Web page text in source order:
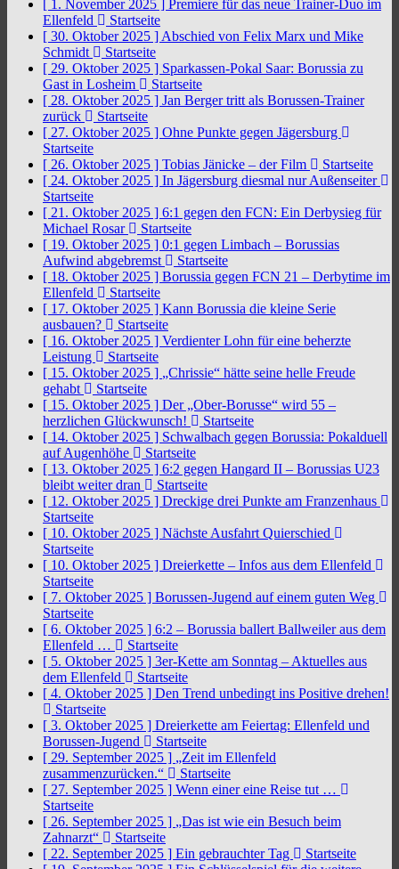
[ 1. November 2025 ] Premiere für das neue Trainer-Duo im
Ellenfeld
Startseite
[ 30. Oktober 2025 ] Abschied von Felix Marx und Mike
Schmidt
Startseite
[ 29. Oktober 2025 ] Sparkassen-Pokal Saar: Borussia zu
Gast in Losheim
Startseite
[ 28. Oktober 2025 ] Jan Berger tritt als Borussen-Trainer
zurück
Startseite
[ 27. Oktober 2025 ] Ohne Punkte gegen Jägersburg
Startseite
[ 26. Oktober 2025 ] Tobias Jänicke – der Film
Startseite
[ 24. Oktober 2025 ] In Jägersburg diesmal nur Außenseiter
Startseite
[ 21. Oktober 2025 ] 6:1 gegen den FCN: Ein Derbysieg für
Michael Rosar
Startseite
[ 19. Oktober 2025 ] 0:1 gegen Limbach – Borussias
Aufwind abgebremst
Startseite
[ 18. Oktober 2025 ] Borussia gegen FCN 21 – Derbytime im
Ellenfeld
Startseite
[ 17. Oktober 2025 ] Kann Borussia die kleine Serie
ausbauen?
Startseite
[ 16. Oktober 2025 ] Verdienter Lohn für eine beherzte
Leistung
Startseite
[ 15. Oktober 2025 ] „Chrissie“ hätte seine helle Freude
gehabt
Startseite
[ 15. Oktober 2025 ] Der „Ober-Borusse“ wird 55 –
herzlichen Glückwunsch!
Startseite
[ 14. Oktober 2025 ] Schwalbach gegen Borussia: Pokalduell
auf Augenhöhe
Startseite
[ 13. Oktober 2025 ] 6:2 gegen Hangard II – Borussias U23
bleibt weiter dran
Startseite
[ 12. Oktober 2025 ] Dreckige drei Punkte am Franzenhaus
Startseite
[ 10. Oktober 2025 ] Nächste Ausfahrt Quierschied
Startseite
[ 10. Oktober 2025 ] Dreierkette – Infos aus dem Ellenfeld
Startseite
[ 7. Oktober 2025 ] Borussen-Jugend auf einem guten Weg
Startseite
[ 6. Oktober 2025 ] 6:2 – Borussia ballert Ballweiler aus dem
Ellenfeld …
Startseite
[ 5. Oktober 2025 ] 3er-Kette am Sonntag – Aktuelles aus
dem Ellenfeld
Startseite
[ 4. Oktober 2025 ] Den Trend unbedingt ins Positive drehen!
Startseite
[ 3. Oktober 2025 ] Dreierkette am Feiertag: Ellenfeld und
Borussen-Jugend
Startseite
[ 29. September 2025 ] „Zeit im Ellenfeld
zusammenzurücken.“
Startseite
[ 27. September 2025 ] Wenn einer eine Reise tut …
Startseite
[ 26. September 2025 ] „Das ist wie ein Besuch beim
Zahnarzt“
Startseite
[ 22. September 2025 ] Ein gebrauchter Tag
Startseite